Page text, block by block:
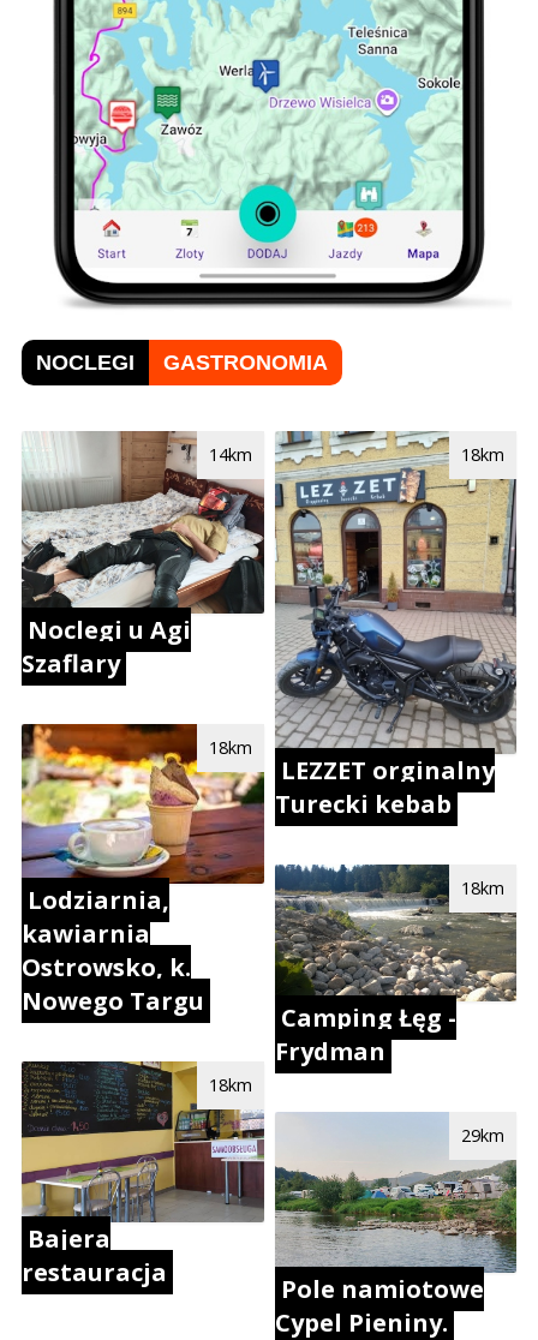
NOCLEGI GASTRONOMIA
Noclegi u Agi
Szaflary
14km
Lodziarnia,
kawiarnia
Ostrowsko, k.
Nowego Targu
18km
Bajera
restauracja
18km
LEZZET orginalny
Turecki kebab
18km
Camping Łęg -
Frydman
18km
Pole namiotowe
Cypel Pieniny.
29km